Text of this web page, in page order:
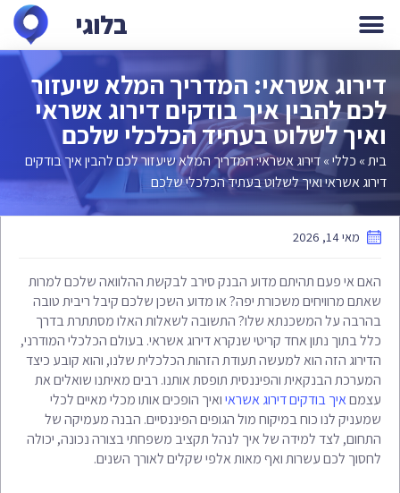
בלוגי
דירוג אשראי: המדריך המלא שיעזור
לכם להבין איך בודקים דירוג אשראי
ואיך לשלוט בעתיד הכלכלי שלכם
בית» כללי»דירוג אשראי: המדריך המלא שיעזור לכם להבין איך בודקים
דירוג אשראי ואיך לשלוט בעתיד הכלכלי שלכם
מאי 14, 2026
האם אי פעם תהיתם מדוע הבנק סירב לבקשת ההלוואה שלכם למרות
שאתם מרוויחים משכורת יפה? או מדוע השכן שלכם קיבל ריבית טובה
בהרבה על המשכנתא שלו? התשובה לשאלות האלו מסתתרת בדרך
כלל בתוך נתון אחד קריטי שנקרא דירוג אשראי. בעולם הכלכלי המודרני,
הדירוג הזה הוא למעשה תעודת הזהות הכלכלית שלנו, והוא קובע כיצד
המערכת הבנקאית והפיננסית תופסת אותנו. רבים מאיתנו שואלים את
עצמםאיך בודקים דירוג אשראיואיך הופכים אותו מכלי מאיים לכלי
שמעניק לנו כוח במיקוח מול הגופים הפיננסיים. הבנה מעמיקה של
התחום, לצד למידה של איך לנהל תקציב משפחתי בצורה נכונה, יכולה
לחסוך לכם עשרות ואף מאות אלפי שקלים לאורך השנים.